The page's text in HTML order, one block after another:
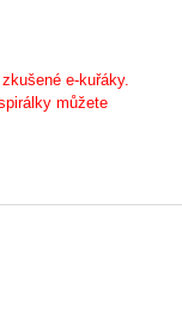
e-kuřáky.
můžete